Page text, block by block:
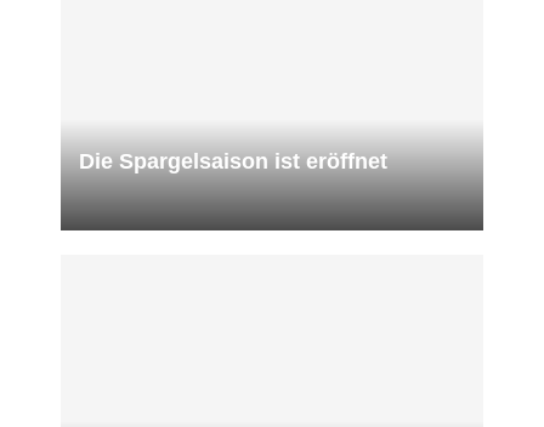
Die Spargelsaison ist eröffnet